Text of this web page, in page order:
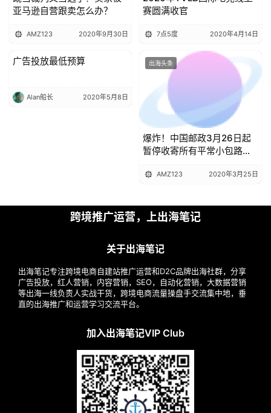
亚马逊自营跟卖怎么办？
AMZ123 2020年9月30日
赛圆满收官
7点5度 2020年4月14日
出海头条
广告投放最低预算
Alan船长 2020年5月8日
出海头条
爆炸！中国邮政3月26日起
暂停收寄所有平常小包路向
AMZ123 2020年3月25日
跨境推广运营，上出海笔记
关于出海笔记
出海笔记专注跨境电商自建站推广运营和D2C品牌出海社群，分享
广告投放，红人营销，内容营销，SEO，自动化营销，大数据营销
等出海一线负责人实战干货，跨境电商流量操盘手交流集中地，垂
直的出海推广和运营学习交流平台。
加入出海笔记VIP Club